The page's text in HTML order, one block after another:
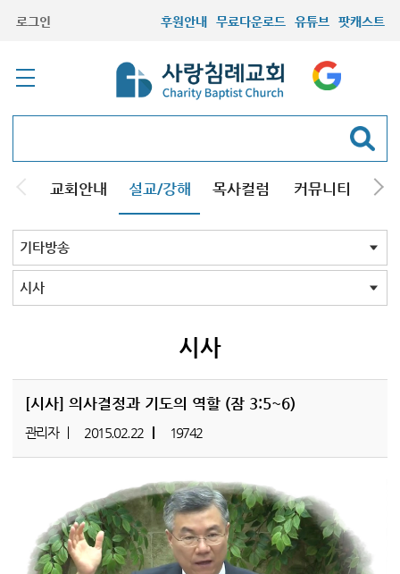
로그인 후원안내 무료다운로드 유튜브 팟캐스트
교회안내 설교/강해 목사컬럼 커뮤니티 기
주일설교
성경강해
시리즈설교
기타방송
기타방송 전체
정수영 교회사
간증
성경낭독
시사
시사
[시사] 의사결정과 기도의 역할 (잠 3:5~6)
관리자 2015.02.22 19742